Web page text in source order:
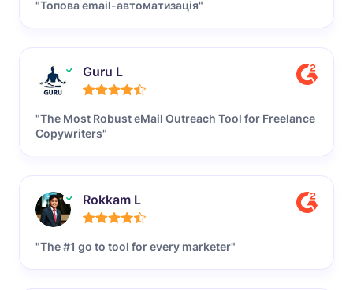
"Топова email-автоматизація"
Guru L
"The Most Robust eMail Outreach Tool for Freelance
Copywriters"
Rokkam L
"The #1 go to tool for every marketer"